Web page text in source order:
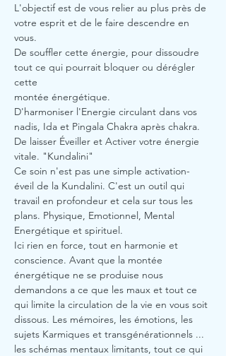
L'objectif est de vous relier au plus près de
votre esprit et de le faire descendre en
vous.
De souffler cette énergie, pour dissoudre
tout ce qui pourrait bloquer ou dérégler
cette
montée énergétique.
D'harmoniser l'Energie circulant dans vos
nadis, Ida et Pingala Chakra après chakra.
De laisser Éveiller et Activer votre énergie
vitale. "Kundalini"
Ce soin n'est pas une simple activation-
éveil de la Kundalini. C'est un outil qui
travail en profondeur et cela sur tous les
plans. Physique, Emotionnel, Mental
Energétique et spirituel.
Ici rien en force, tout en harmonie et
conscience. Avant que la montée
énergétique ne se produise nous
demandons a ce que les maux et tout ce
qui limite la circulation de la vie en vous soit
dissous. Les mémoires, les émotions, les
sujets Karmiques et transgénérationnels ...
les schémas mentaux limitants, tout ce qui